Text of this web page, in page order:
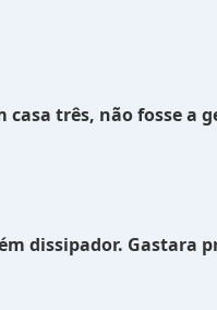
casa três, não fosse a
dissipador. Gastara